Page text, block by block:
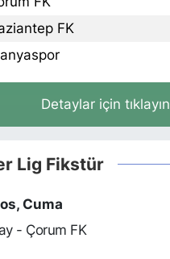
FK
Detaylar için tıklayın
Lig Fikstür
Cuma
- Çorum FK